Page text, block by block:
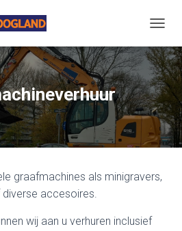
A
V
I
G
A
T
E
W
S
graafmachines als minigravers,
diverse accesoires.
wij aan u verhuren inclusief